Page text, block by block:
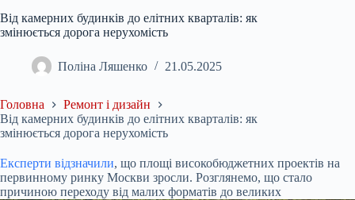
Від камерних будинків до елітних кварталів: як
змінюється дорога нерухомість
Поліна Ляшенко 21.05.2025
Головна
Ремонт і дизайн
Від камерних будинків до елітних кварталів: як
змінюється дорога нерухомість
Експерти відзначили, що площі високобюджетних проектів на
первинному ринку Москви зросли. Розглянемо, що стало
причиною переходу від малих форматів до великих